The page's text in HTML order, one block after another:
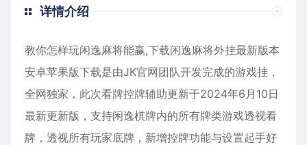
详情介绍
教你怎样玩闲逸麻将能赢,下载闲逸麻将外挂最新版本
安卓苹果版下载是由JK官网团队开发完成的游戏挂，
全网独家，此次看牌控牌辅助更新于2024年6月10日
最新更新版，支持闲逸棋牌内的所有牌类游戏透视看
牌，透视所有玩家底牌，新增控牌功能与设置起手好